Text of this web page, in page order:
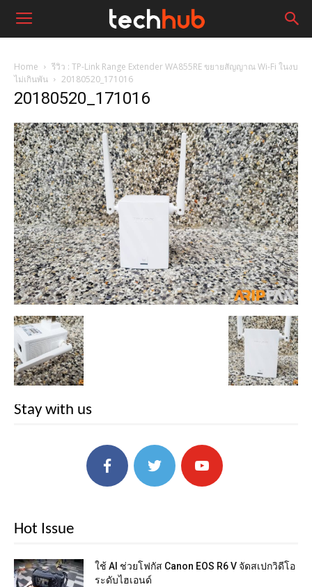
Home
รีวิว : TP-Link Range Extender WA855RE ขยายสัญญาณ Wi-Fi ในงบ
ไม่เกินพัน
20180520_171016
20180520_171016
Stay with us
Hot Issue
ใช้ AI ช่วยโฟกัส Canon EOS R6 V จัดสเปกวิดีโอ
ระดับไฮเอนด์